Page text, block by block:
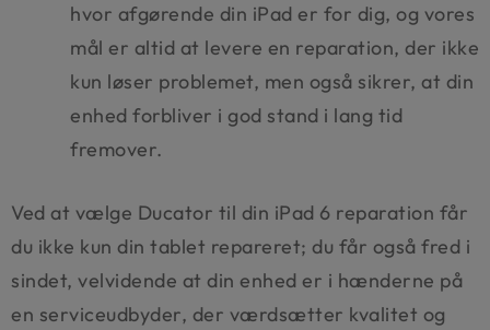
hvor afgørende din iPad er for dig, og vores
mål er altid at levere en reparation, der ikke
kun løser problemet, men også sikrer, at din
enhed forbliver i god stand i lang tid
fremover.
Ved at vælge Ducator til din iPad 6 reparation får
du ikke kun din tablet repareret; du får også fred i
sindet, velvidende at din enhed er i hænderne på
en serviceudbyder, der værdsætter kvalitet og